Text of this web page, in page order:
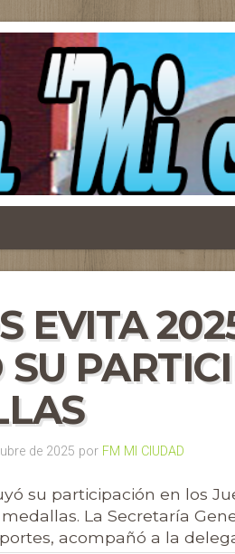
EVITA
SU
de 2025 por FM MI CIUDAD
su participación en los
La Secretaría
acompañó a la